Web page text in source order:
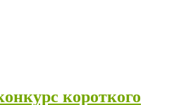
короткого